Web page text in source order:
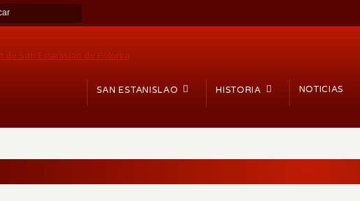
SAN ESTANISLAO HISTORIA NOTICIAS